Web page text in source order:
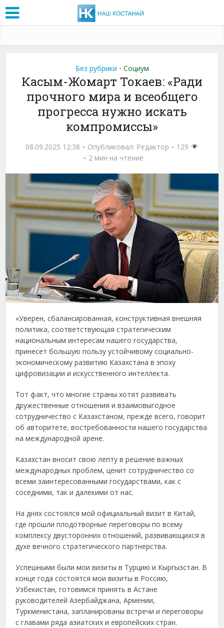
Без рубрики • Социум
Касым-Жомарт Токаев: «Ради
прочного мира и всеобщего
прогресса нужно искать
компромиссы»
08.09.2025 12:38 Опубликовал: Редактор
129
2 мин на чтение
«Уверен, сбалансированная, конструктивная внешняя
политика, соответствующая стратегическим
национальным интересам нашего государства,
принесет большую пользу устойчивому социально-
экономическому развитию Казахстана в эпоху
цифровизации и искусственного интеллекта.
Тот факт, что многие страны хотят развивать
дружественные отношения и взаимовыгодное
сотрудничество с Казахстаном, прежде всего, говорит
об авторитете, востребованности нашего государства
на международной арене.
Казахстан вносит свою лепту в решение важных
международных проблем, ценит сотрудничество со
всеми заинтересованными государствами, как с
соседними, так и далекими от нас.
На днях состоялся мой официальный визит в Китай,
где прошли плодотворные переговоры по всему
комплексу двусторонних отношений, развивающихся в
духе вечного стратегического партнерства.
Успешными были мои визиты в Турцию и Кыргызстан. В
конце года состоятся мои визиты в Россию,
Узбекистан, готовимся принять в Астане
руководителей Азербайджана, Армении,
Туркменистана, запланированы встречи и переговоры
с главами ряда азиатских и европейских стран.